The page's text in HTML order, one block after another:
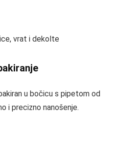
vrat i dekolte
u bočicu s pipetom od
i precizno nanošenje.